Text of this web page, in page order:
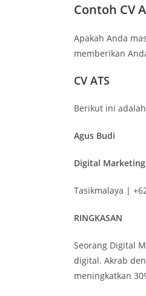
Contoh CV
Apakah Anda
memberikan
CV ATS
Berikut ini
Agus Budi
Digital
Tasikmalaya |
RINGKASAN
Seorang Digital
digital. Akrab
meningkatkan